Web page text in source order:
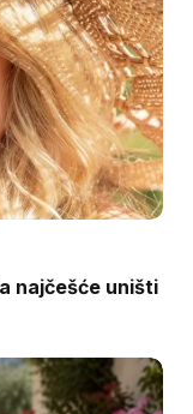
najčešće uništi